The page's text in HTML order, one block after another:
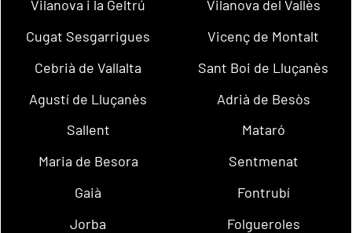
Vilanova i la Geltrú
Vilanova del Vallès
Cugat Sesgarrigues
Vicenç de Montalt
Cebrià de Vallalta
Sant Boi de Lluçanès
Agustí de Lluçanès
Adrià de Besòs
Sallent
Mataró
Maria de Besora
Sentmenat
Gaià
Fontrubí
Jorba
Folgueroles